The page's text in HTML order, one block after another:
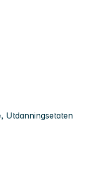
Utdanningsetaten